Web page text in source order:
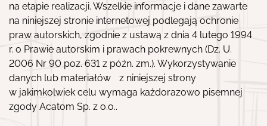
na etapie realizacji. Wszelkie informacje i dane zawarte
na niniejszej stronie internetowej podlegają ochronie
praw autorskich, zgodnie z ustawą z dnia 4 lutego 1994
r. o Prawie autorskim i prawach pokrewnych (Dz. U.
2006 Nr 90 poz. 631 z późn. zm.). Wykorzystywanie
danych lub materiałów z niniejszej strony
w jakimkolwiek celu wymaga każdorazowo pisemnej
zgody Acatom Sp. z o.o..